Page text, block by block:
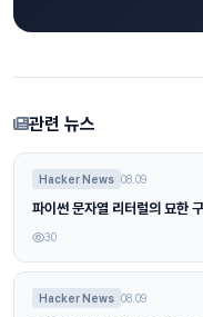
관련 뉴스
Hacker News 08.09
파이썬 문자열 리터럴의 묘한
30
Hacker News 08.09